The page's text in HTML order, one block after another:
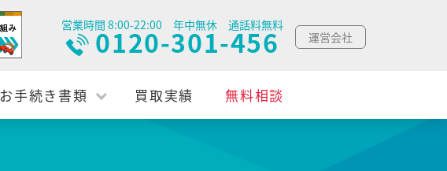
営業時間 8:00-22:00 年中無休 通話料無料
0120-301-456 運営会社
お手続き書類 買取実績 無料相談